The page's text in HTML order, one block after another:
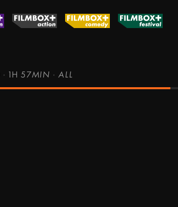
· 1H 57MIN ·ALL